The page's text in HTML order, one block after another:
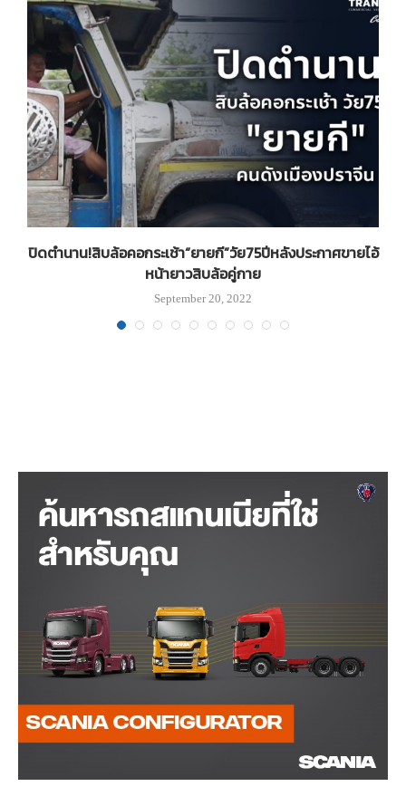
ปิดตำนาน!สิบล้อคอกระเช้า“ยายกี”วัย75ปีหลังประกาศขายไอ้
หน้ายาวสิบล้อคู่กาย
September 20, 2022